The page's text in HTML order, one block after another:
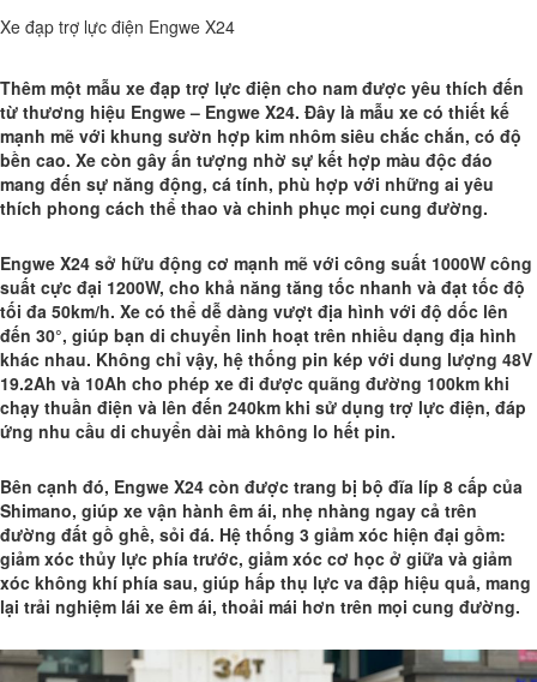
Xe đạp trợ lực điện Engwe X24
Thêm một mẫu xe đạp trợ lực điện cho nam được yêu thích đến
từ thương hiệu Engwe – Engwe X24. Đây là mẫu xe có thiết kế
mạnh mẽ với khung sườn hợp kim nhôm siêu chắc chắn, có độ
bền cao. Xe còn gây ấn tượng nhờ sự kết hợp màu độc đáo
mang đến sự năng động, cá tính, phù hợp với những ai yêu
thích phong cách thể thao và chinh phục mọi cung đường.
Engwe X24 sở hữu động cơ mạnh mẽ với công suất 1000W công
suất cực đại 1200W, cho khả năng tăng tốc nhanh và đạt tốc độ
tối đa 50km/h. Xe có thể dễ dàng vượt địa hình với độ dốc lên
đến 30°, giúp bạn di chuyển linh hoạt trên nhiều dạng địa hình
khác nhau. Không chỉ vậy, hệ thống pin kép với dung lượng 48V
19.2Ah và 10Ah cho phép xe đi được quãng đường 100km khi
chạy thuần điện và lên đến 240km khi sử dụng trợ lực điện, đáp
ứng nhu cầu di chuyển dài mà không lo hết pin.
Bên cạnh đó, Engwe X24 còn được trang bị bộ đĩa líp 8 cấp của
Shimano, giúp xe vận hành êm ái, nhẹ nhàng ngay cả trên
đường đất gồ ghề, sỏi đá. Hệ thống 3 giảm xóc hiện đại gồm:
giảm xóc thủy lực phía trước, giảm xóc cơ học ở giữa và giảm
xóc không khí phía sau, giúp hấp thụ lực va đập hiệu quả, mang
lại trải nghiệm lái xe êm ái, thoải mái hơn trên mọi cung đường.